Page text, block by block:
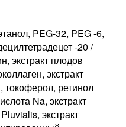
PEG-32, PEG -6,
-20 /
экстракт плодов
экстракт
токоферол, ретинол
Na, экстракт
экстракт